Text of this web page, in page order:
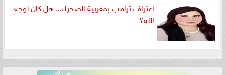
اعتراف ترامب بمغربية الصحراء... هل كان لوجه
الله؟